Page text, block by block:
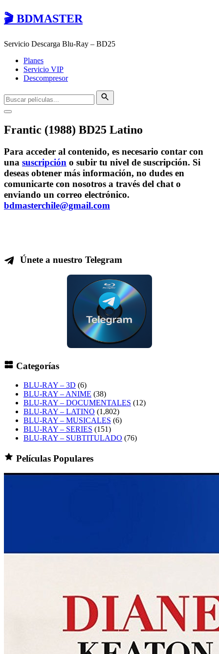
🎬 BDMASTER
Servicio Descarga Blu-Ray – BD25
Planes
Servicio VIP
Descompresor
Frantic (1988) BD25 Latino
Para acceder al contenido, es necesario contar con
una suscripción o subir tu nivel de suscripción. Si
deseas obtener más información, no dudes en
comunicarte con nosotros a través del chat o
enviando un correo electrónico.
bdmasterchile@gmail.com
Únete a nuestro Telegram
Categorías
BLU-RAY – 3D (6)
BLU-RAY – ANIME (38)
BLU-RAY – DOCUMENTALES (12)
BLU-RAY – LATINO (1,802)
BLU-RAY – MUSICALES (6)
BLU-RAY – SERIES (151)
BLU-RAY – SUBTITULADO (76)
Películas Populares